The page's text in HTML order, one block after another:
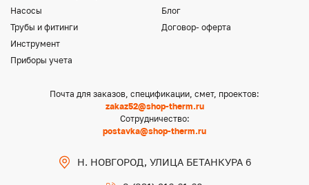
Насосы
Трубы и фитинги
Инструмент
Приборы учета
Блог
Договор- оферта
Почта для заказов, спецификации, смет, проектов:
zakaz52@shop-therm.ru
Сотрудничество:
postavka@shop-therm.ru
Н. НОВГОРОД, УЛИЦА БЕТАНКУРА 6